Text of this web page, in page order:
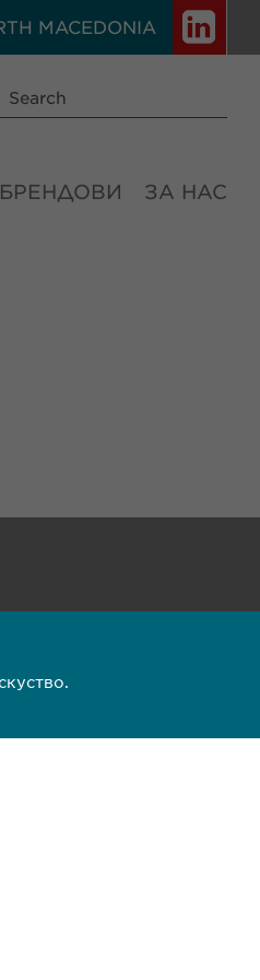
MACEDONIA
ЗА НАС